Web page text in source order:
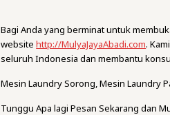
Bagi Anda yang berminat untuk
websitehttp://MulyaJayaAbadi.com.
seluruh Indonesia dan membantu
Mesin Laundry Sorong, Mesin Laundry
Tunggu Apa lagi Pesan Sekarang dan